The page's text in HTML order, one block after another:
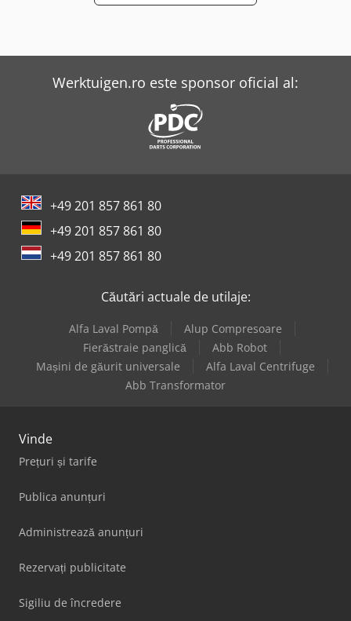
Werktuigen.ro este sponsor oficial al:
+49 201 857 861 80
+49 201 857 861 80
+49 201 857 861 80
Căutări actuale de utilaje:
Alfa Laval Pompă
Alup Compresoare
Fierăstraie panglică
Abb Robot
Mașini de găurit universale
Alfa Laval Centrifuge
Abb Transformator
Vinde
Prețuri și tarife
Publica anunțuri
Administrează anunțuri
Rezervați publicitate
Sigiliu de încredere